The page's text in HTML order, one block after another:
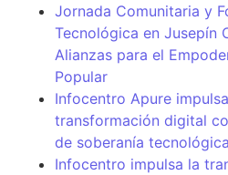
Jornada Comunitaria y
Tecnológica en Jusepín
Alianzas para el
Popular
Infocentro Apure
transformación digital
de soberanía tecnológica
Infocentro impulsa la